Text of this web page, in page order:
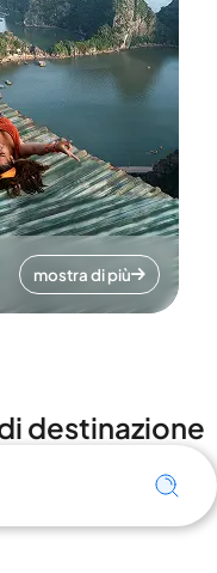
mostra di più
destinazione